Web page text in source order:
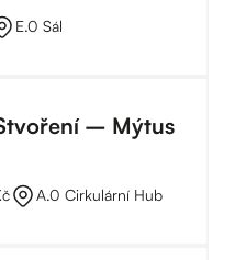
E.0 Sál
– Mýtus
A.0 Cirkulární Hub